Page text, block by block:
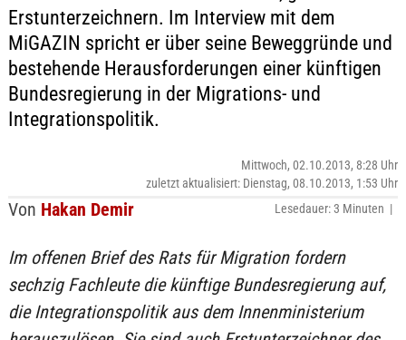
Erstunterzeichnern. Im Interview mit dem
MiGAZIN spricht er über seine Beweggründe und
bestehende Herausforderungen einer künftigen
Bundesregierung in der Migrations- und
Integrationspolitik.
Von Hakan Demir
Mittwoch, 02.10.2013, 8:28 Uhr
zuletzt aktualisiert: Dienstag, 08.10.2013, 1:53 Uhr
Lesedauer: 3 Minuten |
Im offenen Brief des Rats für Migration fordern
sechzig Fachleute die künftige Bundesregierung auf,
die Integrationspolitik aus dem Innenministerium